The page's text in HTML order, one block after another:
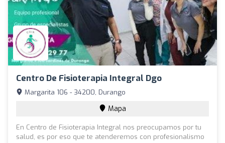
Centro De Fisioterapia Integral Dgo
Margarita 106 - 34200, Durango
Mapa
En Centro de Fisioterapia Integral nos preocupamos por tu
salud, es por eso que te atenderemos con profesionalismo